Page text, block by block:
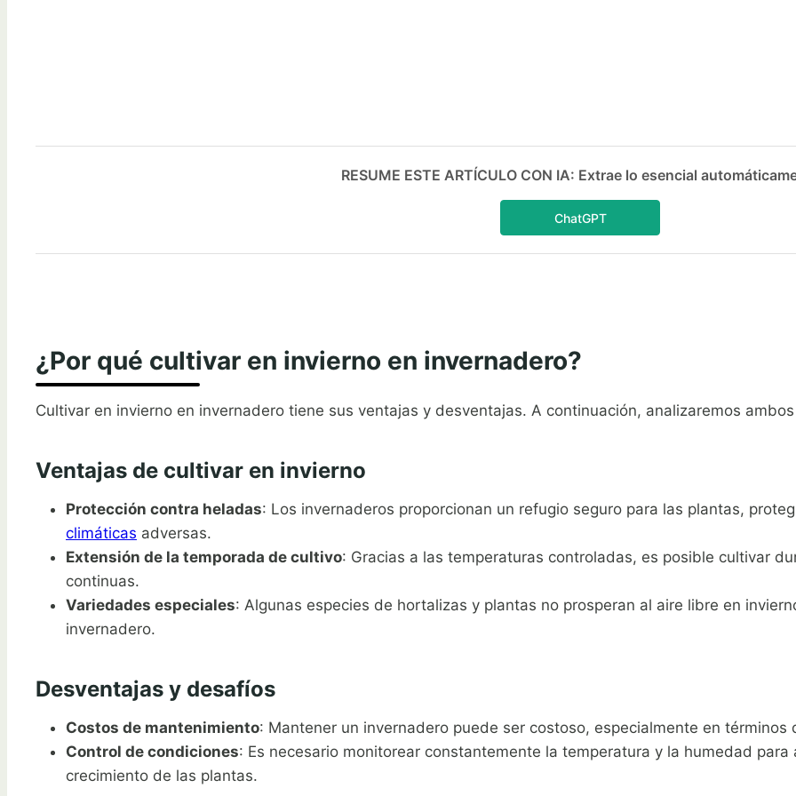
RESUME ESTE ARTÍCULO CON IA: Extrae lo esencial
ChatGPT
¿Por qué cultivar en invierno en invernadero?
Cultivar en invierno en invernadero tiene sus ventajas y desventajas. A continuación, analizaremos
Ventajas de cultivar en invierno
Protección contra heladas: Los invernaderos proporcionan un refugio seguro para las plantas,
climáticas adversas.
Extensión de la temporada de cultivo: Gracias a las temperaturas controladas, es posible cultivar
continuas.
Variedades especiales: Algunas especies de hortalizas y plantas no prosperan al aire libre en
invernadero.
Desventajas y desafíos
Costos de mantenimiento: Mantener un invernadero puede ser costoso, especialmente en
Control de condiciones: Es necesario monitorear constantemente la temperatura y la humedad
crecimiento de las plantas.